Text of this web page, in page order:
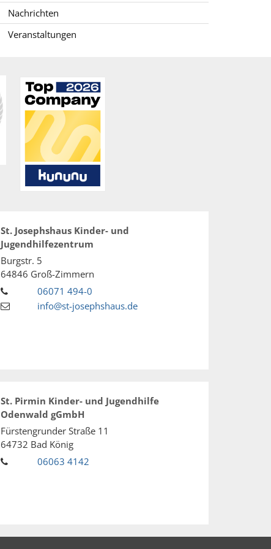
Nachrichten
Veranstaltungen
St. Josephshaus Kinder- und
Jugendhilfezentrum
Burgstr. 5
64846 Groß-Zimmern
06071 494-0
info@st-josephshaus.de
St. Pirmin Kinder- und Jugendhilfe
Odenwald gGmbH
Fürstengrunder Straße 11
64732 Bad König
06063 4142